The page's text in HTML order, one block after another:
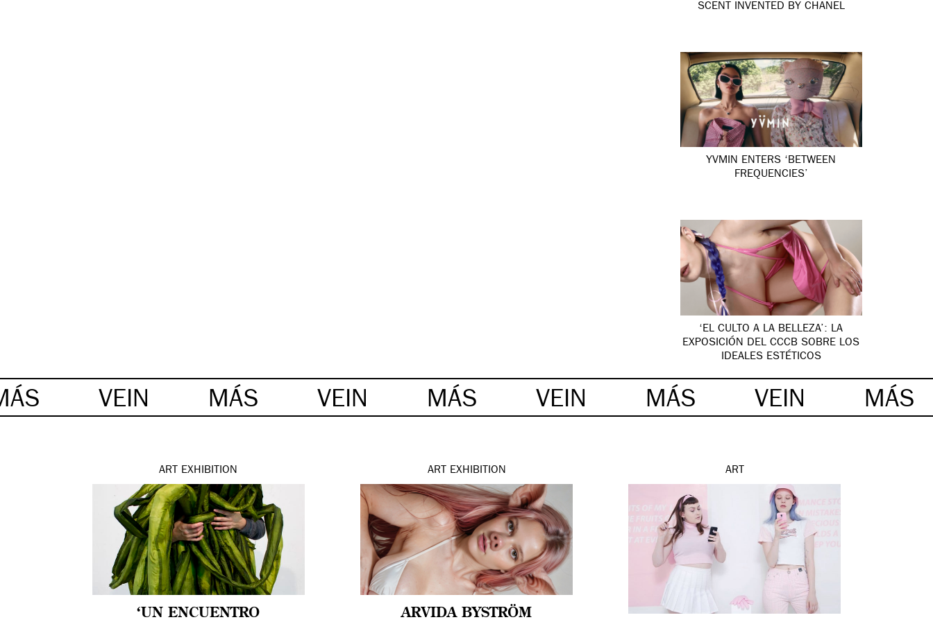
SCENT INVENTED BY CHANEL
YVMIN ENTERS ‘BETWEEN
FREQUENCIES’
‘EL CULTO A LA BELLEZA’: LA
EXPOSICIÓN DEL CCCB SOBRE LOS
IDEALES ESTÉTICOS
VEIN MÁS VEIN MÁS VEIN MÁS VEIN MÁS
ART EXHIBITION
‘UN ENCUENTRO
ART EXHIBITION
ARVIDA BYSTRÖM
ART